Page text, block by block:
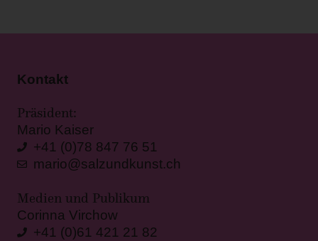
Kontakt
Präsident:
Mario Kaiser
+41 (0)78 847 76 51
mario@salzundkunst.ch
Medien und Publikum
Corinna Virchow
+41 (0)61 421 21 82